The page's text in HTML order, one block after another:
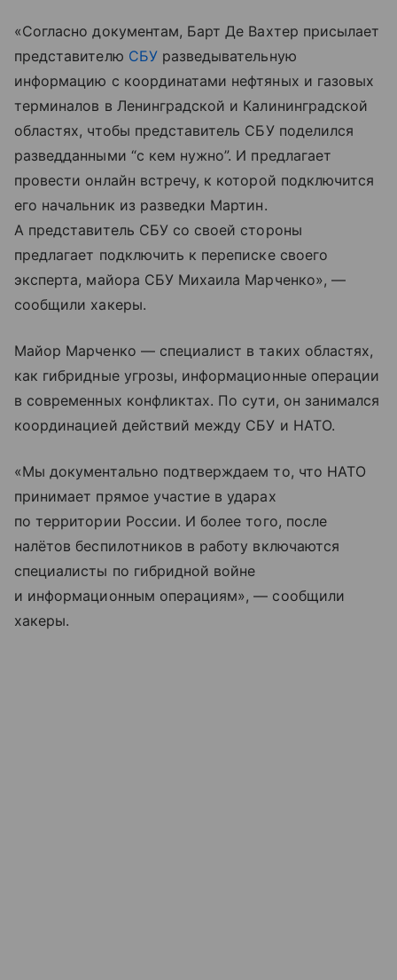
«Согласно документам, Барт Де Вахтер присылает
представителю СБУразведывательную
информацию с координатами нефтяных и газовых
терминалов в Ленинградской и Калининградской
областях, чтобы представитель СБУ поделился
разведданными “с кем нужно”. И предлагает
провести онлайн встречу, к которой подключится
его начальник из разведки Мартин.
А представитель СБУ со своей стороны
предлагает подключить к переписке своего
эксперта, майора СБУ Михаила Марченко», —
сообщили хакеры.
Майор Марченко — специалист в таких областях,
как гибридные угрозы, информационные операции
в современных конфликтах. По сути, он занимался
координацией действий между СБУ и НАТО.
«Мы документально подтверждаем то, что НАТО
принимает прямое участие в ударах
по территории России. И более того, после
налётов беспилотников в работу включаются
специалисты по гибридной войне
и информационным операциям», — сообщили
хакеры.